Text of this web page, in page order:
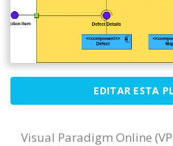
EDITAR ESTA
Visual Paradigm Online